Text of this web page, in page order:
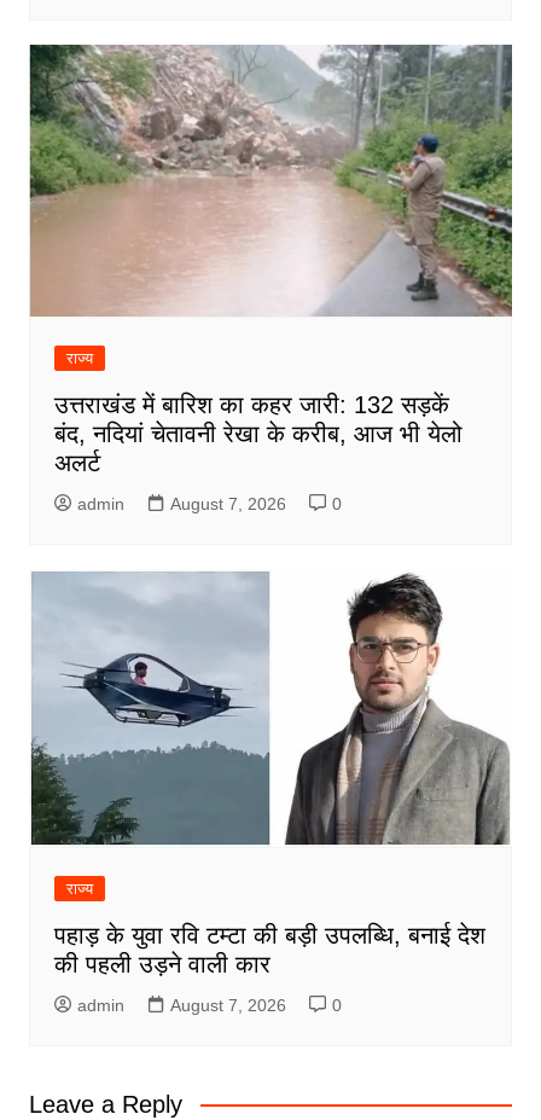
राज्य
उत्तराखंड में बारिश का कहर जारी: 132 सड़कें
बंद, नदियां चेतावनी रेखा के करीब, आज भी येलो
अलर्ट
admin August 7, 2026 0
राज्य
पहाड़ के युवा रवि टम्टा की बड़ी उपलब्धि, बनाई देश
की पहली उड़ने वाली कार
admin August 7, 2026 0
Leave a Reply